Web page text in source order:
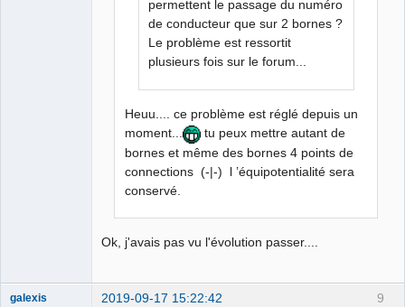
permettent le passage du numéro
de conducteur que sur 2 bornes ?
Le problème est ressortit
plusieurs fois sur le forum...
Heuu.... ce problème est réglé depuis un
moment...
tu peux mettre autant de
bornes et même des bornes 4 points de
connections (-|-) l ’équipotentialité sera
conservé.
Ok, j'avais pas vu l'évolution passer....
9
galexis 2019-09-17 15:22:42